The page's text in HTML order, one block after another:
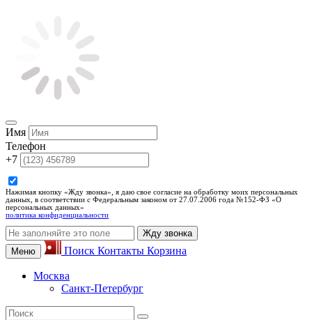
Имя
Телефон
+7
Нажимая кнопку «Жду звонка», я даю свое согласие на обработку моих персональных
данных, в соответствии с Федеральным законом от 27.07.2006 года №152-ФЗ «О
персональных данных»
политика конфиденциальности
Жду звонка
Меню
Поиск Контакты Корзина
Москва
Санкт-Петербург